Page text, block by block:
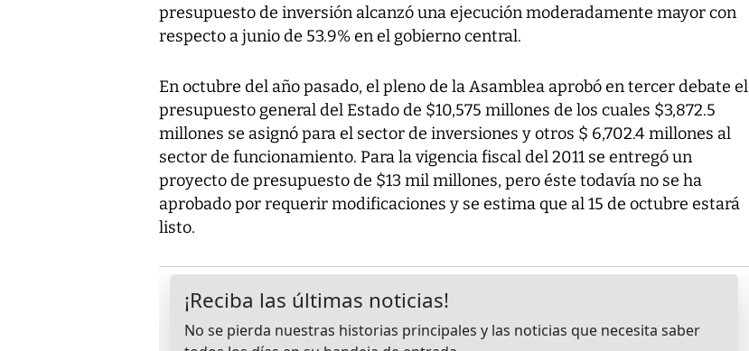
presupuesto de inversión alcanzó una ejecución moderadamente mayor con
respecto a junio de 53.9% en el gobierno central.
En octubre del año pasado, el pleno de la Asamblea aprobó en tercer debate el
presupuesto general del Estado de $10,575 millones de los cuales $3,872.5
millones se asignó para el sector de inversiones y otros $ 6,702.4 millones al
sector de funcionamiento. Para la vigencia fiscal del 2011 se entregó un
proyecto de presupuesto de $13 mil millones, pero éste todavía no se ha
aprobado por requerir modificaciones y se estima que al 15 de octubre estará
listo.